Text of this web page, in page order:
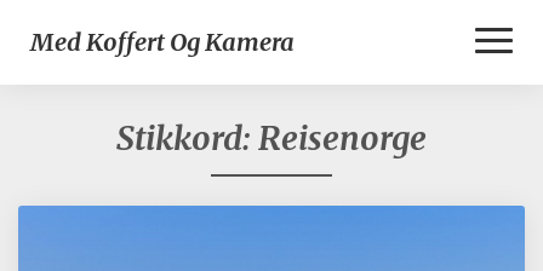
Med Koffert Og Kamera
Stikkord: Reisenorge